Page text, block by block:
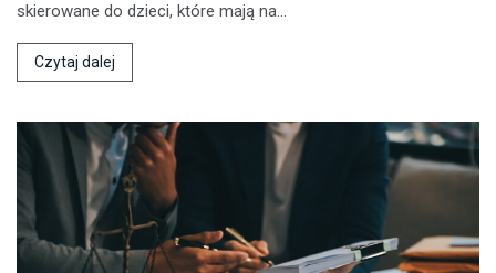
skierowane do dzieci, które mają na…
Czytaj dalej